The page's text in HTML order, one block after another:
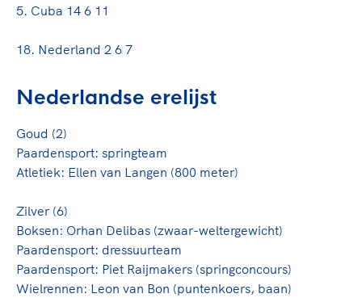
5. Cuba 14 6 11
18. Nederland 2 6 7
Nederlandse erelijst
Goud (2)
Paardensport: springteam
Atletiek: Ellen van Langen (800 meter)
Zilver (6)
Boksen: Orhan Delibas (zwaar-weltergewicht)
Paardensport: dressuurteam
Paardensport: Piet Raijmakers (springconcours)
Wielrennen: Leon van Bon (puntenkoers, baan)